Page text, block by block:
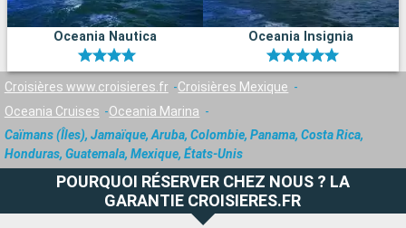
Oceania Nautica Oceania Insignia
Croisières www.croisieres.fr
Croisières Mexique
Oceania Cruises
Oceania Marina
Caïmans (Îles), Jamaïque, Aruba, Colombie, Panama, Costa Rica,
Honduras, Guatemala, Mexique, États-Unis
POURQUOI RÉSERVER CHEZ NOUS ? LA
GARANTIE CROISIERES.FR